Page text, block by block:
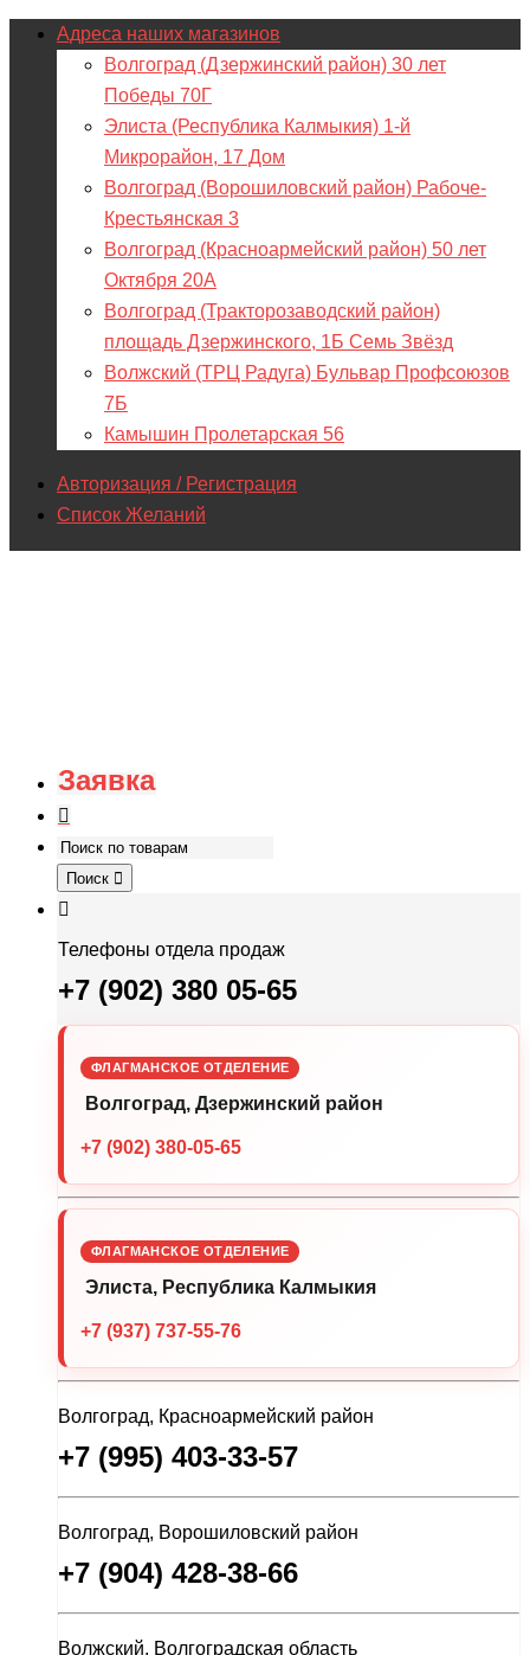
Адреса наших магазинов
Волгоград (Дзержинский район) 30 лет
Победы 70Г
Элиста (Республика Калмыкия) 1-й
Микрорайон, 17 Дом
Волгоград (Ворошиловский район) Рабоче-
Крестьянская 3
Волгоград (Красноармейский район) 50 лет
Октября 20А
Волгоград (Тракторозаводский район)
площадь Дзержинского, 1Б Семь Звёзд
Волжский (ТРЦ Радуга) Бульвар Профсоюзов
7Б
Камышин Пролетарская 56
Авторизация / Регистрация
Список Желаний
Заявка
Поиск
Телефоны отдела продаж
+7 (902) 380 05-65
ФЛАГМАНСКОЕ ОТДЕЛЕНИЕ
Волгоград, Дзержинский район
+7 (902) 380-05-65
ФЛАГМАНСКОЕ ОТДЕЛЕНИЕ
Элиста, Республика Калмыкия
+7 (937) 737-55-76
Волгоград, Красноармейский район
+7 (995) 403-33-57
Волгоград, Ворошиловский район
+7 (904) 428-38-66
Волжский, Волгоградская область